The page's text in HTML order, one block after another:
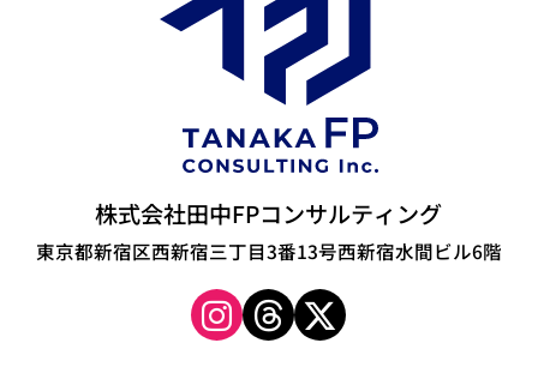
株式会社田中FPコンサルティング
東京都新宿区西新宿三丁目3番13号西新宿水間ビル6階